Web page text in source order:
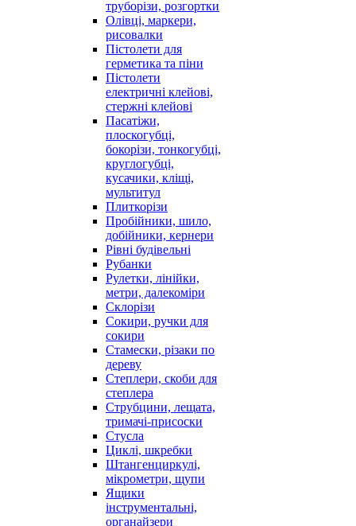
труборізи, розгортки
Олівці, маркери,
рисовалки
Пістолети для
герметика та піни
Пістолети
електричні клейові,
стержні клейові
Пасатіжи,
плоскогубці,
бокорізи, тонкогубці,
круглогубці,
кусачики, кліщі,
мультитул
Плиткорізи
Пробійники, шило,
добійники, кернери
Рівні будівельні
Рубанки
Рулетки, лінійки,
метри, далекоміри
Склорізи
Сокири, ручки для
сокири
Стамески, різаки по
дереву
Степлери, скоби для
степлера
Струбцини, лещата,
тримачі-присоски
Стусла
Циклі, шкребки
Штангенциркулі,
мікрометри, щупи
Ящики
інструментальні,
органайзери